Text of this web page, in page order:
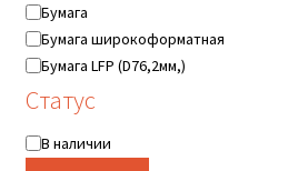
Бумага
Бумага широкоформатная
Бумага LFP (D76,2мм,)
Статус
Статус
В наличии